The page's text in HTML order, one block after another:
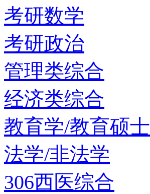
考研数学
考研政治
管理类综合
经济类综合
教育学/教育硕士
法学/非法学
306西医综合